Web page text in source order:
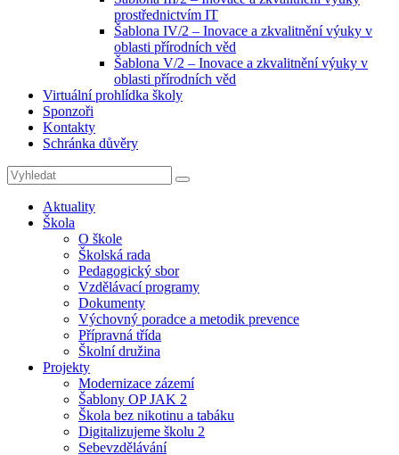
prostřednictvím IT
Šablona IV/2 – Inovace a zkvalitnění výuky v
oblasti přírodních věd
Šablona V/2 – Inovace a zkvalitnění výuky v
oblasti přírodních věd
Virtuální prohlídka školy
Sponzoři
Kontakty
Schránka důvěry
Search
for:
Search
Aktuality
Škola
O škole
Školská rada
Pedagogický sbor
Vzdělávací programy
Dokumenty
Výchovný poradce a metodik prevence
Přípravná třída
Školní družina
Projekty
Modernizace zázemí
Šablony OP JAK 2
Škola bez nikotinu a tabáku
Digitalizujeme školu 2
Sebevzdělávání